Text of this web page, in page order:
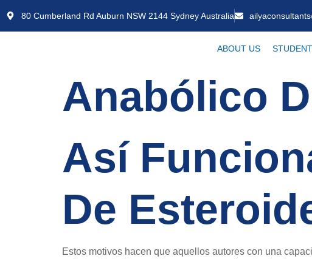
80 Cumberland Rd Auburn NSW 2144 Sydney Australia
ABOUT US
Anabólico
Así
De
Estos motivos hacen que aquellos autores con una